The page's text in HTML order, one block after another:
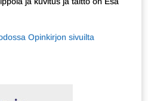
Opinkirjon sivuilta